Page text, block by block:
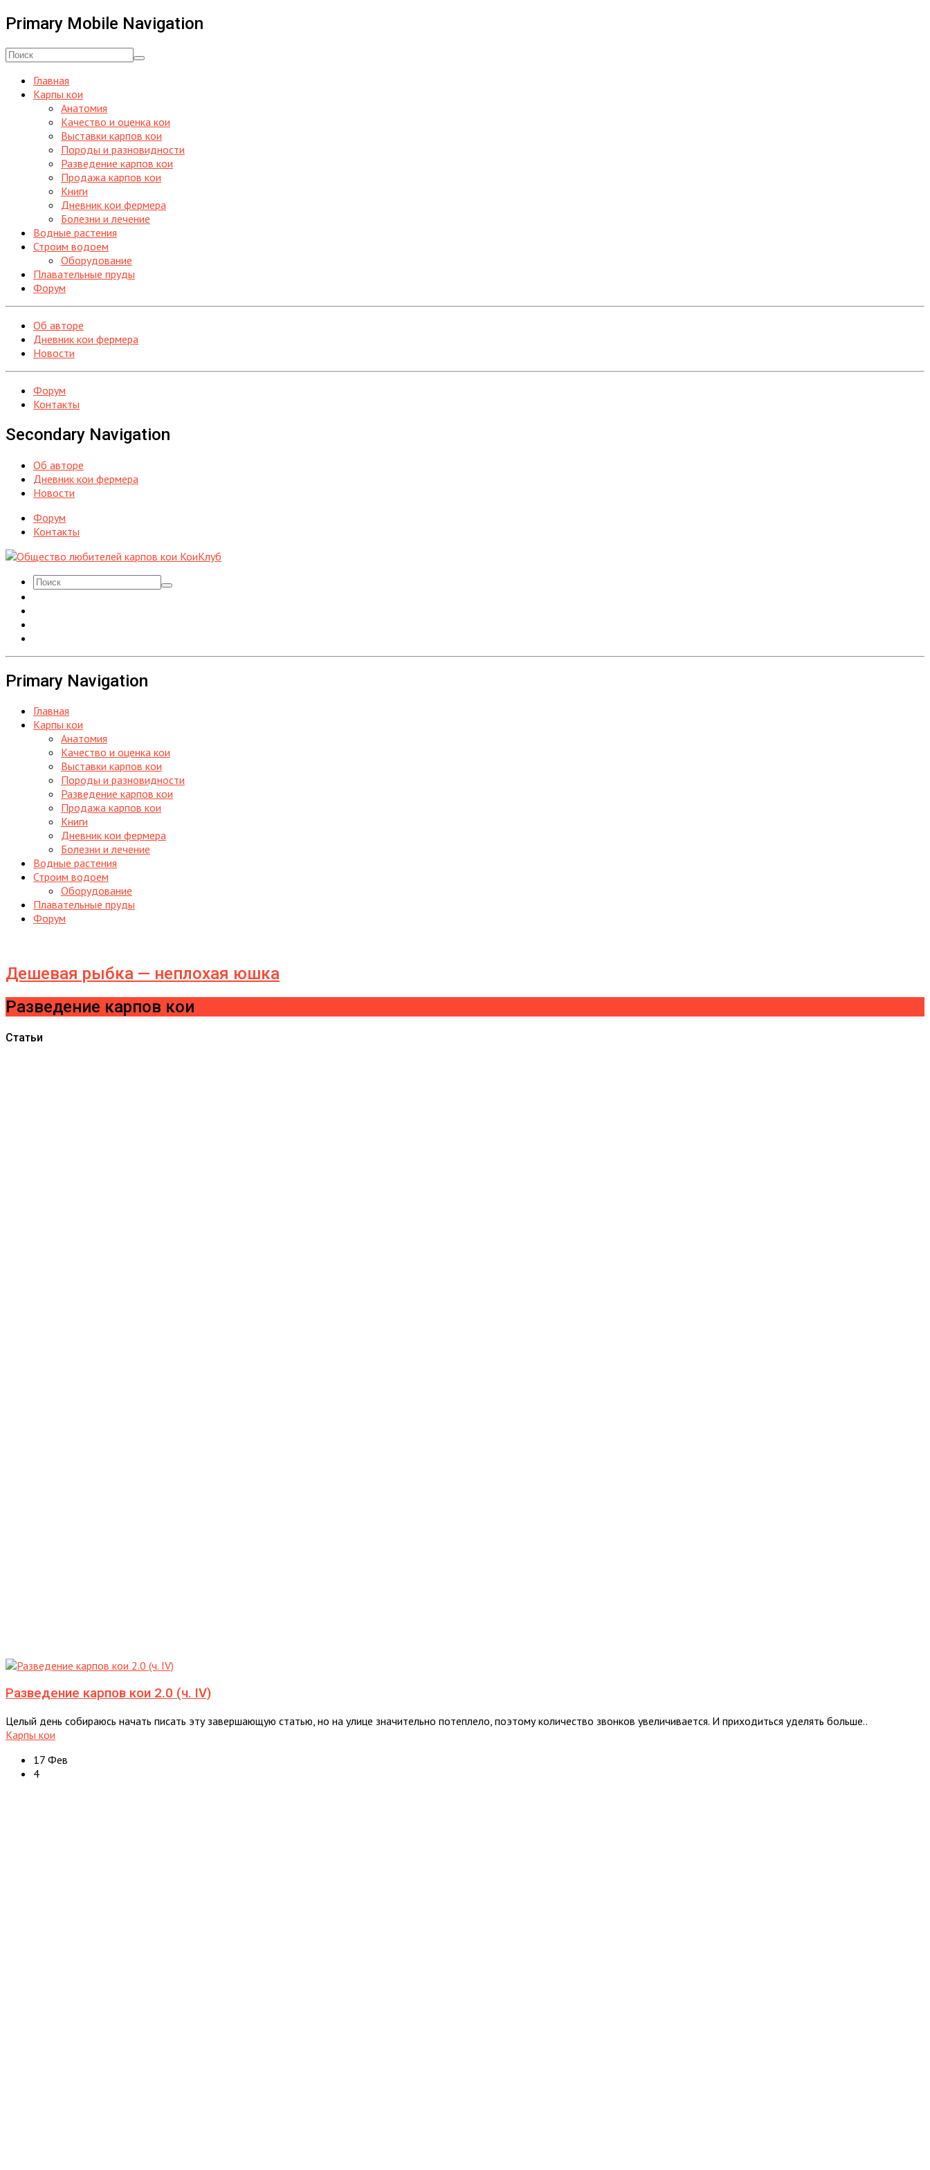
Primary Mobile Navigation
Главная
Карпы кои
Анатомия
Качество и оценка кои
Выставки карпов кои
Породы и разновидности
Разведение карпов кои
Продажа карпов кои
Книги
Дневник кои фермера
Болезни и лечение
Водные растения
Строим водоем
Оборудование
Плавательные пруды
Форум
Об авторе
Дневник кои фермера
Новости
Форум
Контакты
Secondary Navigation
Об авторе
Дневник кои фермера
Новости
Форум
Контакты
Primary Navigation
Главная
Карпы кои
Анатомия
Качество и оценка кои
Выставки карпов кои
Породы и разновидности
Разведение карпов кои
Продажа карпов кои
Книги
Дневник кои фермера
Болезни и лечение
Водные растения
Строим водоем
Оборудование
Плавательные пруды
Форум
Дешевая рыбка — неплохая юшка
Разведение карпов кои
Статьи
Разведение карпов кои 2.0 (ч. IV)
Целый день собираюсь начать писать эту завершающую статью, но на улице значительно потеплело, поэтому количество звонков увеличивается. И приходиться уделять больше..
Карпы кои
17 Фев
4